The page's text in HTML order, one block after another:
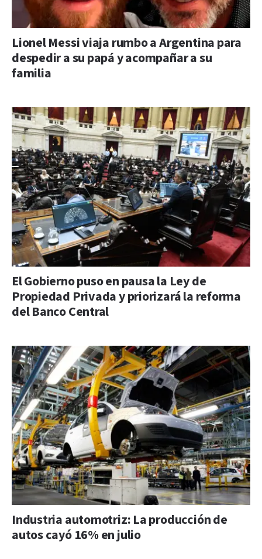
Lionel Messi viaja rumbo a Argentina para
despedir a su papá y acompañar a su
familia
El Gobierno puso en pausa la Ley de
Propiedad Privada y priorizará la reforma
del Banco Central
Industria automotriz: La producción de
autos cayó 16% en julio